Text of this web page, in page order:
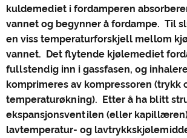
kuldemediet i fordamperen
vannet og begynner å fordampe. Til
en viss temperaturforskjell mellom
vannet. Det flytende kjølemediet
fullstendig inn i gassfasen, og
komprimeres av kompressoren (trykk
temperaturøkning). Etter å ha blitt
ekspansjonsventilen (eller
lavtemperatur- og